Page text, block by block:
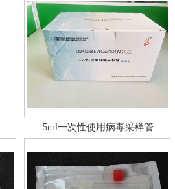
5ml一次性使用病毒采样管